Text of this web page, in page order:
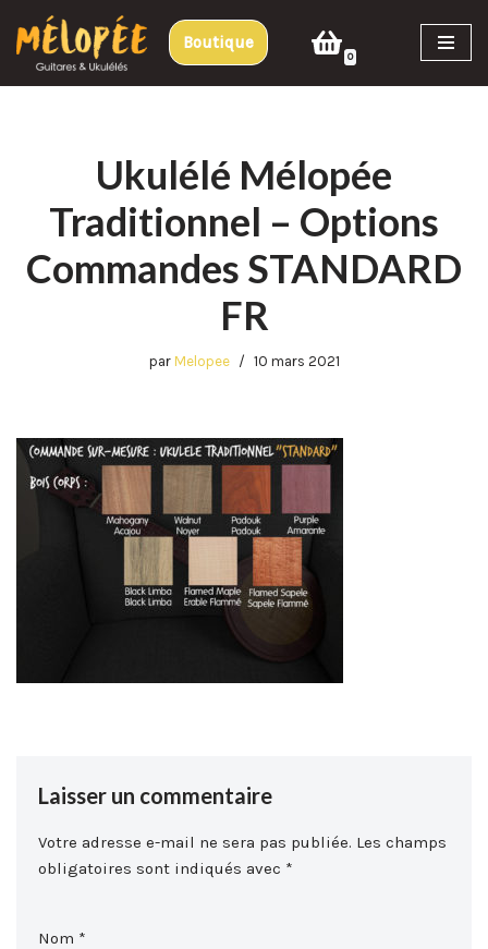
Aller
au
Boutique
0
Ukulélé Mélopée
Traditionnel – Options
Commandes STANDARD
FR
par Melopee 10 mars 2021
Laisser un commentaire
Votre adresse e-mail ne sera pas publiée. Les champs
obligatoires sont indiqués avec *
Nom *